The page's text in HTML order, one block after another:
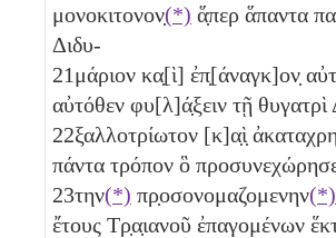
μονοκιτονον̣(*) ἅ̣περ ἅπαντα
Διδυ-
21μάριον κα̣[ὶ] ἐπ̣[άναγκ]ον̣
αὐτόθεν φυ[λ]ά̣ξειν τῇ θυγατρὶ
22ξαλλοτρίωτον [κ]α̣ὶ̣
πάντα τρόπον ὃ
23την(*) πρ̣οσονομαζομενην(*)
ἔτους Τρ̣α̣ιανοῦ ἐπαγομένων